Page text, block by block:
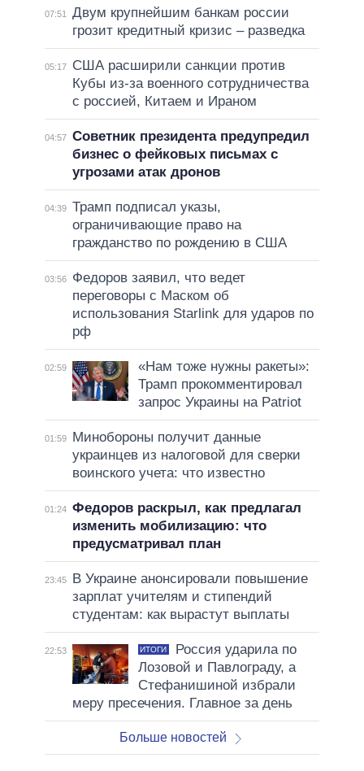
07:51
Двум крупнейшим банкам россии
грозит кредитный кризис – разведка
05:17
США расширили санкции против
Кубы из-за военного сотрудничества
с россией, Китаем и Ираном
04:57 Советник президента предупредил
бизнес о фейковых письмах с
угрозами атак дронов
04:39 Трамп подписал указы,
ограничивающие право на
гражданство по рождению в США
03:56
Федоров заявил, что ведет
переговоры с Маском об
использования Starlink для ударов по
рф
02:59
«Нам тоже нужны ракеты»:
Трамп прокомментировал
запрос Украины на Patriot
01:59
Минобороны получит данные
украинцев из налоговой для сверки
воинского учета: что известно
01:24 Федоров раскрыл, как предлагал
изменить мобилизацию: что
предусматривал план
23:45
В Украине анонсировали повышение
зарплат учителям и стипендий
студентам: как вырастут выплаты
22:53 ИТОГИ
Россия ударила по
Лозовой и Павлограду, а
Стефанишиной избрали
меру пресечения. Главное за день
Больше новостей